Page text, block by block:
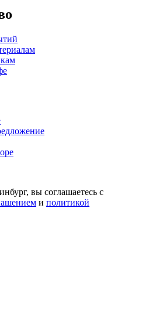
вы соглашаетесь с
и политикой